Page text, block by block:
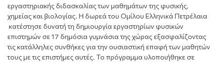
εργαστηριακής διδασκαλίας των μαθημάτων της φυσικής,
χημείας και βιολογίας. Η δωρεά του Ομίλου Ελληνικά Πετρέλαια
κατέστησε δυνατή τη δημιουργία εργαστηρίων φυσικών
επιστημών σε 17 δημόσια γυμνάσια της χώρας εξασφαλίζοντας
τις κατάλληλες συνθήκες για την ουσιαστική επαφή των μαθητών
τους με τις επιστήμες αυτές. Το πρόγραμμα υλοποιήθηκε σε